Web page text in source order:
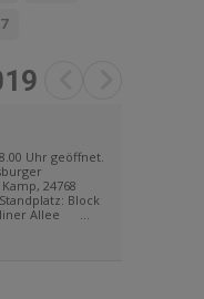
Uhr geöffnet.
24768
Block
Allee ...